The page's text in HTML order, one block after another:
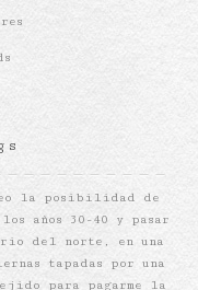
la posibilidad de
años 30-40 y pasar
del norte, en una
tapadas por una
para pagarme la